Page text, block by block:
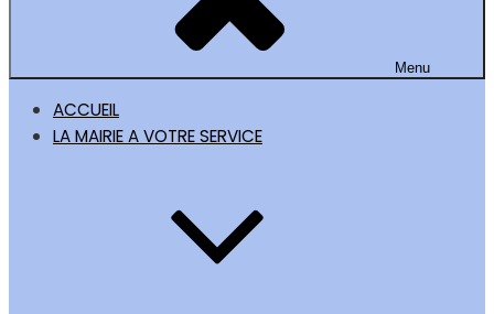
Menu
ACCUEIL
LA MAIRIE A VOTRE SERVICE